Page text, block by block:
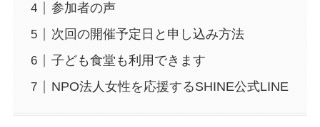
参加者の声
次回の開催予定日と申し込み方法
子ども食堂も利用できます
NPO法人女性を応援するSHINE公式LINE